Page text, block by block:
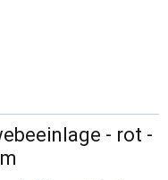
- rot -